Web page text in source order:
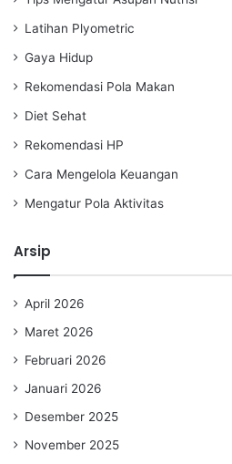
Latihan Plyometric
Gaya Hidup
Rekomendasi Pola Makan
Diet Sehat
Rekomendasi HP
Cara Mengelola Keuangan
Mengatur Pola Aktivitas
Arsip
April 2026
Maret 2026
Februari 2026
Januari 2026
Desember 2025
November 2025